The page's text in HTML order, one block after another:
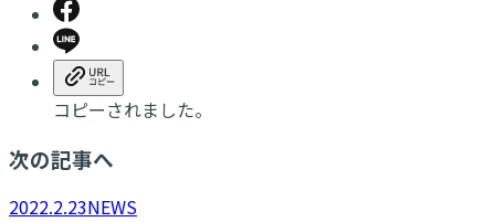
コピーされました。
次の記事へ
2022.2.23NEWS